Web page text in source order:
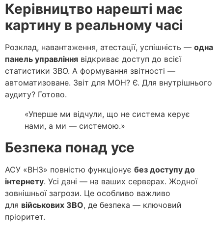
Керівництво нарешті має
картину в реальному часі
Розклад, навантаження, атестації, успішність — одна
панель управління відкриває доступ до всієї
статистики ЗВО. А формування звітності —
автоматизоване. Звіт для МОН? Є. Для внутрішнього
аудиту? Готово.
«Уперше ми відчули, що не система керує
нами, а ми — системою.»
Безпека понад усе
АСУ «ВНЗ» повністю функціонує без доступу до
інтернету. Усі дані — на ваших серверах. Жодної
зовнішньої загрози. Це особливо важливо
для військових ЗВО, де безпека — ключовий
пріоритет.